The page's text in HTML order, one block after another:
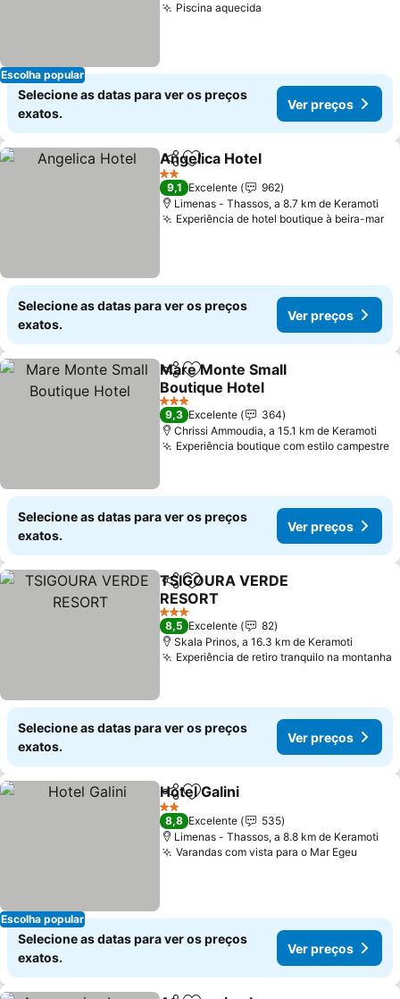
Escolha popular
Piscina aquecida
Selecione as datas para ver os preços
exatos.
Ver preços
PartilharAdicionar aos favoritos
Angelica Hotel
2 Estrelas
9,1 Excelente
962
Limenas - Thassos, a 8.7 km de Keramoti
Experiência de hotel boutique à beira-mar
Selecione as datas para ver os preços
exatos.
Ver preços
PartilharAdicionar aos favoritos
Mare Monte Small
Boutique Hotel
3 Estrelas
9,3 Excelente
364
Chrissi Ammoudia, a 15.1 km de Keramoti
Experiência boutique com estilo campestre
Selecione as datas para ver os preços
exatos.
Ver preços
PartilharAdicionar aos favoritos
TSIGOURA VERDE
RESORT
3 Estrelas
8,5 Excelente
82
Skala Prinos, a 16.3 km de Keramoti
Experiência de retiro tranquilo na montanha
Selecione as datas para ver os preços
exatos.
Ver preços
Escolha popular
PartilharAdicionar aos favoritos
Hotel Galini
2 Estrelas
8,8 Excelente
535
Limenas - Thassos, a 8.8 km de Keramoti
Varandas com vista para o Mar Egeu
Selecione as datas para ver os preços
exatos.
Ver preços